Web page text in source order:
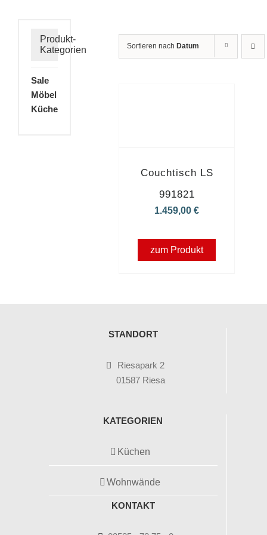
Sortieren nach Datum
Couchtisch LS
991821
1.459,00€
zum Produkt
Produkt-
Kategorien
Sale
Möbel
Küche
STANDORT
Riesapark 2
01587 Riesa
KATEGORIEN
Küchen
Wohnwände
KONTAKT